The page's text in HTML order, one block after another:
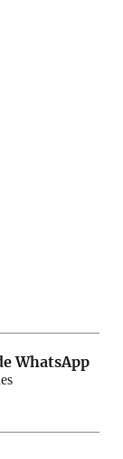
WhatsApp